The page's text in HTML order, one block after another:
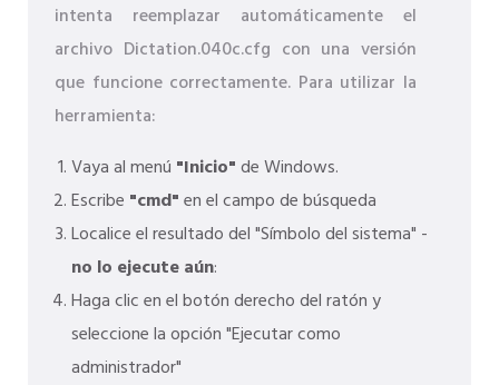
intenta reemplazar automáticamente el
archivo Dictation.040c.cfg con una versión
que funcione correctamente. Para utilizar la
herramienta:
Vaya al menú "Inicio"de Windows.
Escribe "cmd"en el campo de búsqueda
Localice el resultado del "Símbolo del sistema" -
no lo ejecute aún:
Haga clic en el botón derecho del ratón y
seleccione la opción "Ejecutar como
administrador"